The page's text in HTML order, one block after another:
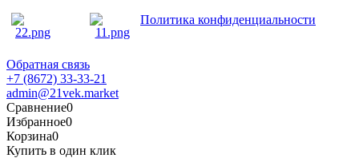
Политика конфиденциальности
Обратная связь
+7 (8672) 33-33-21
admin@21vek.market
Сравнение0
Избранное0
Корзина0
Купить в один клик